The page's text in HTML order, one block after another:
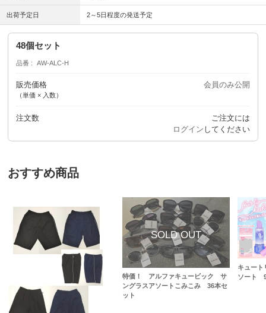
出荷予定日 2～5日程度の発送予定
48個セット
品番 AW-ALC-H
販売価格
（単価 × 入数）
会員のみ公開
注文数
ご注文には
ログイン してください
おすすめ商品
特価！ アルファキュービック サ
ングラスアソートこみこみ 36本セ
ット
キュー
ソート